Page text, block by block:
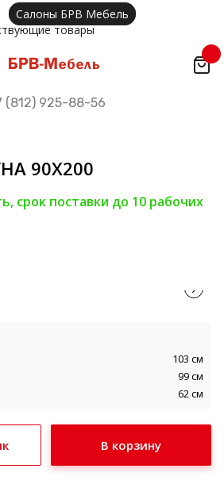
Салоны БРВ Мебель
товары
(812) 925-88-56
90Х200
срок поставки до 10 рабочих
103 см
99 см
62 см